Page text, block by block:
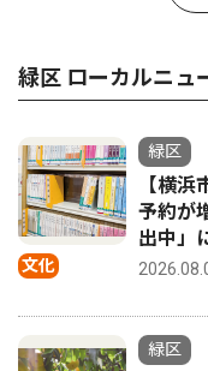
緑区 ローカルニュ
文化
緑区
【横
予約が
出中」
緑区